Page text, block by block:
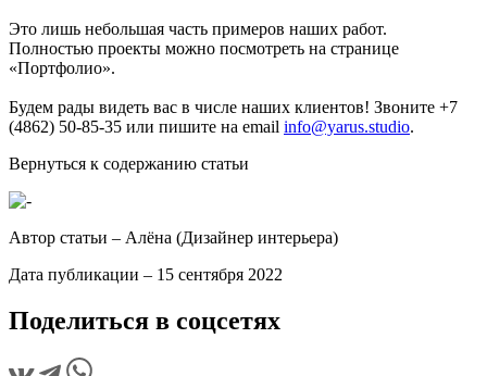
Это лишь небольшая часть примеров наших работ.
Полностью проекты можно посмотреть на странице
«Портфолио».
Будем рады видеть вас в числе наших клиентов! Звоните +7
(4862) 50-85-35 или пишите на email info@yarus.studio.
Вернуться к содержанию статьи
Автор статьи – Алёна (Дизайнер интерьера)
Дата публикации – 15 сентября 2022
Поделиться в соцсетях